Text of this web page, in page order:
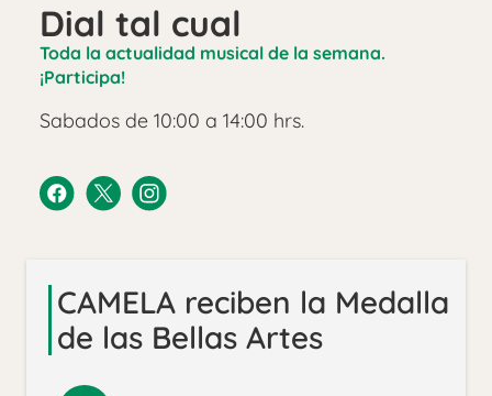
Dial tal cual
Toda la actualidad musical de la semana.
¡Participa!
Sabados de 10:00 a 14:00 hrs.
CAMELA reciben la Medalla
de las Bellas Artes